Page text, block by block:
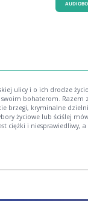
ulicy i o ich drodze
swoim bohaterom. Razem
brzegi, kryminalne
życiowe lub ściślej
ciężki i niesprawiedliwy,